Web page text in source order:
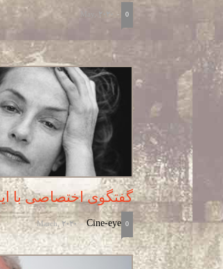
-
May, 2020 0
گفتگوی اختصاصی با
Cine-eye
March, 2020 0